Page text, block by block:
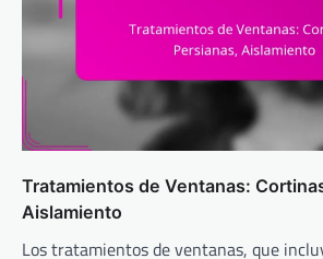
Tratamientos de Ventanas:
Aislamiento
Los tratamientos de ventanas, que